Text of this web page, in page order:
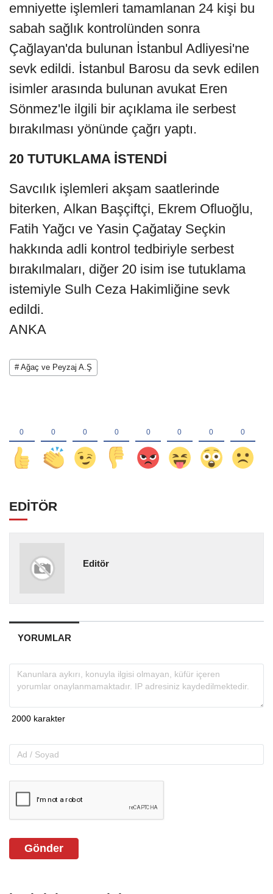
emniyette işlemleri tamamlanan 24 kişi bu
sabah sağlık kontrolünden sonra
Çağlayan'da bulunan İstanbul Adliyesi'ne
sevk edildi. İstanbul Barosu da sevk edilen
isimler arasında bulunan avukat Eren
Sönmez'le ilgili bir açıklama ile serbest
bırakılması yönünde çağrı yaptı.
20 TUTUKLAMA İSTENDİ
Savcılık işlemleri akşam saatlerinde
biterken, Alkan Başçiftçi, Ekrem Ofluoğlu,
Fatih Yağcı ve Yasin Çağatay Seçkin
hakkında adli kontrol tedbiriyle serbest
bırakılmaları, diğer 20 isim ise tutuklama
istemiyle Sulh Ceza Hakimliğine sevk
edildi.
ANKA
# Ağaç ve Peyzaj A.Ş
EDİTÖR
Editör
YORUMLAR
Gönder